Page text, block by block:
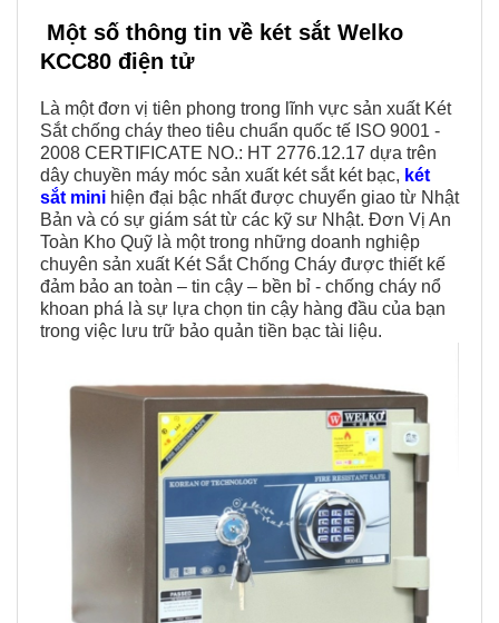
Một số thông tin về két sắt Welko
KCC80 điện tử
Là một đơn vị tiên phong trong lĩnh vực sản xuất Két
Sắt chống cháy theo tiêu chuẩn quốc tế ISO 9001 -
2008 CERTIFICATE NO.: HT 2776.12.17 dựa trên
dây chuyền máy móc sản xuất két sắt két bạc, két
sắt mini hiện đại bậc nhất được chuyển giao từ Nhật
Bản và có sự giám sát từ các kỹ sư Nhật. Đơn Vị An
Toàn Kho Quỹ là một trong những doanh nghiệp
chuyên sản xuất Két Sắt Chống Cháy được thiết kế
đảm bảo an toàn – tin cậy – bền bỉ - chống cháy nổ
khoan phá là sự lựa chọn tin cậy hàng đầu của bạn
trong việc lưu trữ bảo quản tiền bạc tài liệu.